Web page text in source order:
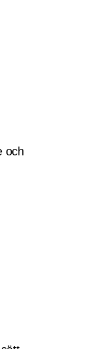
och